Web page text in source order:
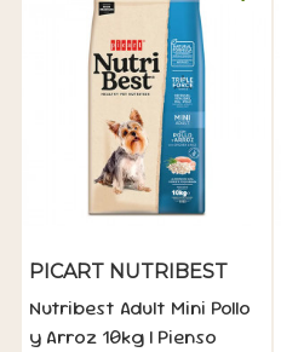
PICART NUTRIBEST
Nutribest Adult Mini Pollo
y Arroz 10kg | Pienso